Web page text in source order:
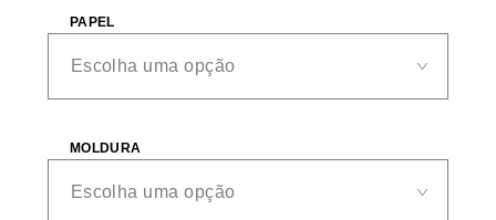
PAPEL
MOLDURA